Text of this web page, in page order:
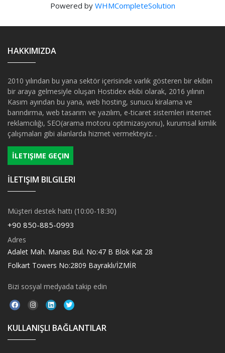
Powered by WHMCompleteSolution
HAKKIMIZDA
2010 yılından bu yana sektör içerisinde varlık gösteren bir ekibin
bir araya gelmesiyle oluşan Hostidex ekibi olarak, 2016 yılının
Kasım ayından bu yana, web hosting, sunucu kiralama ve
barındırma, web tasarım ve yazılım, e-ticaret sistemleri internet
reklamcılığı, SEO(arama motoru optimizasyonu), kurumsal kimlik
çalışmaları gibi alanlarda hizmet vermekteyiz. .
İLETIŞIME GEÇIN
İLETIŞIM BILGILERI
Müşteri destek hattı (10:00-18:30)
+90 850-885-0993
Adres
Adalet Mah. Manas Bul. No:47 B Blok Kat 28
Folkart Towers No:2809 Bayraklı/İZMİR
Bizi sosyal medyada takip edin
KULLANIŞLI BAĞLANTILAR